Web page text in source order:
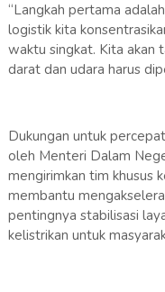
“Langkah pertama
logistik kita
waktu singkat. Kita akan
darat dan udara harus
Dukungan untuk
oleh Menteri Dalam
mengirimkan tim khusus
membantu
pentingnya stabilisasi
kelistrikan untuk